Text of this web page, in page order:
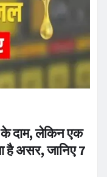
दाम, लेकिन एक
है असर, जानिए 7